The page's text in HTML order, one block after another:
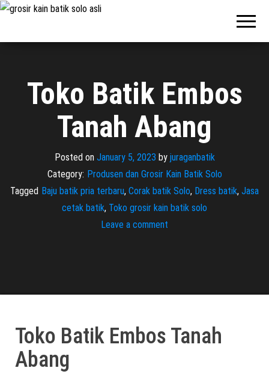
Jasa
Batik
Toko Batik Embos
Tanah Abang
Posted on January 5, 2023 by juraganbatik
Category: Produsen dan Grosir Kain Batik Solo
Tagged Baju batik pria terbaru, Corak batik Solo, Dress batik, Jasa
cetak batik, Toko grosir kain batik solo
Leave a comment
Toko Batik Embos Tanah
Abang